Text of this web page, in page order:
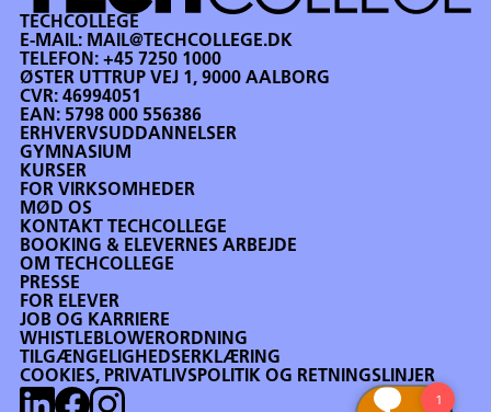
TECHCOLLEGE
E-MAIL: MAIL@TECHCOLLEGE.DK
TELEFON:+45 7250 1000
ØSTER UTTRUP VEJ 1, 9000 AALBORG
CVR: 46994051
EAN: 5798 000 556386
ERHVERVSUDDANNELSER
GYMNASIUM
KURSER
FOR VIRKSOMHEDER
MØD OS
KONTAKT TECHCOLLEGE
BOOKING & ELEVERNES ARBEJDE
OM TECHCOLLEGE
PRESSE
FOR ELEVER
JOB OG KARRIERE
WHISTLEBLOWERORDNING
TILGÆNGELIGHEDSERKLÆRING
COOKIES, PRIVATLIVSPOLITIK OG RETNINGSLINJER